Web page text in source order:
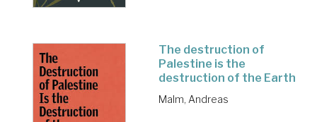
The destruction of
Palestine is the
destruction of the Earth
Malm, Andreas